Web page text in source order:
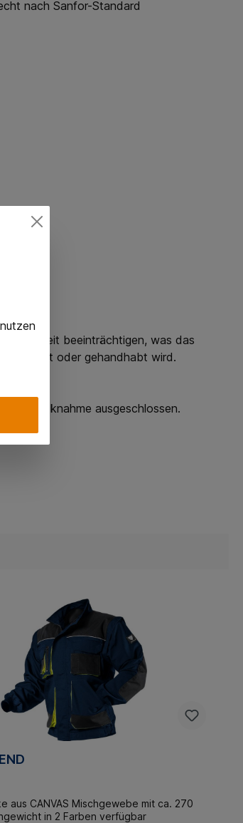
nach Sanfor-Standard
beeinträchtigen, was das
entsorgt oder gehandhabt wird.
der Rücknahme ausgeschlossen.
aus CANVAS Mischgewebe mit ca. 270
in 2 Farben verfügbar